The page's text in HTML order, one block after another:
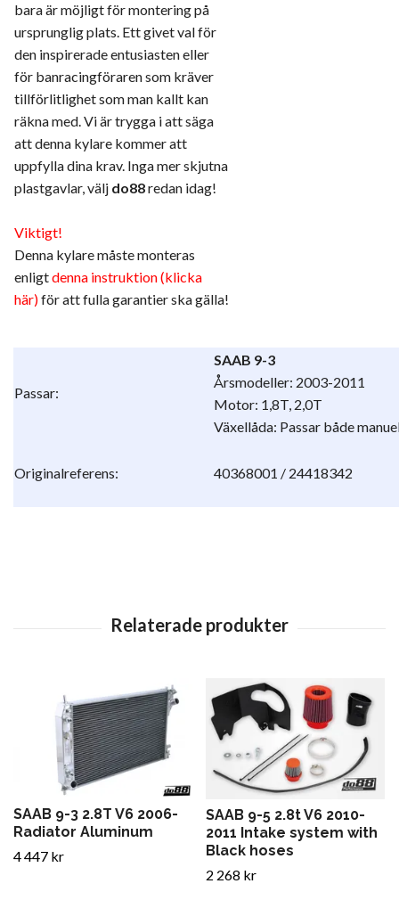
bara är möjligt för montering på
ursprunglig plats. Ett givet val för
den inspirerade entusiasten eller
för banracingföraren som kräver
tillförlitlighet som man kallt kan
räkna med. Vi är trygga i att säga
att denna kylare kommer att
uppfylla dina krav. Inga mer skjutna
plastgavlar, välj do88redan idag!
Viktigt!
Denna kylare måste monteras
enligtdenna instruktion (klicka
här)för att fulla garantier ska gälla!
Passar:
SAAB 9-3
Årsmodeller: 2003-2011
Motor: 1,8T, 2,0T
Växellåda: Passar både
Originalreferens: 40368001 / 24418342
SAAB 9-3 2.8T V6 2006-
Radiator Aluminum
4 447 kr
SAAB 9-5 2.8t V6 2010-
2011 Intake system with
Black hoses
2 268 kr